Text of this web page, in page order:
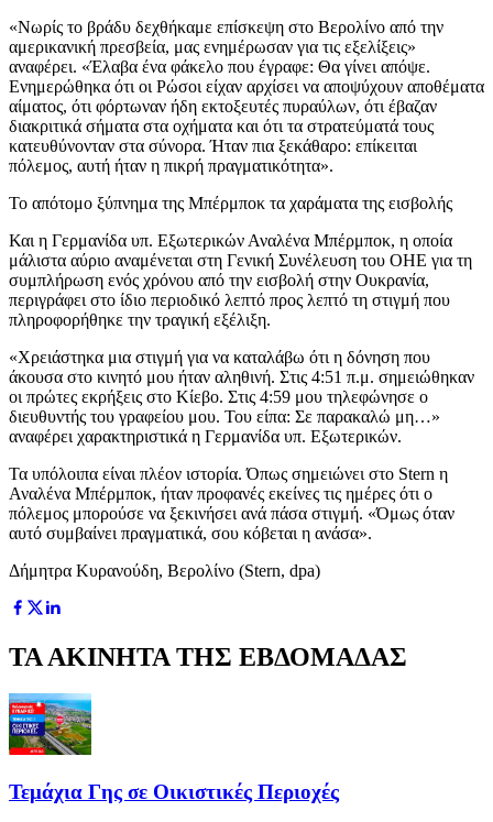
«Νωρίς το βράδυ δεχθήκαμε επίσκεψη στο Βερολίνο από την
αμερικανική πρεσβεία, μας ενημέρωσαν για τις εξελίξεις»
αναφέρει. «Έλαβα ένα φάκελο που έγραφε: Θα γίνει απόψε.
Ενημερώθηκα ότι οι Ρώσοι είχαν αρχίσει να αποψύχουν αποθέματα
αίματος, ότι φόρτωναν ήδη εκτοξευτές πυραύλων, ότι έβαζαν
διακριτικά σήματα στα οχήματα και ότι τα στρατεύματά τους
κατευθύνονταν στα σύνορα. Ήταν πια ξεκάθαρο: επίκειται
πόλεμος, αυτή ήταν η πικρή πραγματικότητα».
Το απότομο ξύπνημα της Μπέρμποκ τα χαράματα της εισβολής
Και η Γερμανίδα υπ. Εξωτερικών Αναλένα Μπέρμποκ, η οποία
μάλιστα αύριο αναμένεται στη Γενική Συνέλευση του ΟΗΕ για τη
συμπλήρωση ενός χρόνου από την εισβολή στην Ουκρανία,
περιγράφει στο ίδιο περιοδικό λεπτό προς λεπτό τη στιγμή που
πληροφορήθηκε την τραγική εξέλιξη.
«Χρειάστηκα μια στιγμή για να καταλάβω ότι η δόνηση που
άκουσα στο κινητό μου ήταν αληθινή. Στις 4:51 π.μ. σημειώθηκαν
οι πρώτες εκρήξεις στο Κίεβο. Στις 4:59 μου τηλεφώνησε ο
διευθυντής του γραφείου μου. Του είπα: Σε παρακαλώ μη…»
αναφέρει χαρακτηριστικά η Γερμανίδα υπ. Εξωτερικών.
Τα υπόλοιπα είναι πλέον ιστορία. Όπως σημειώνει στο Stern η
Αναλένα Μπέρμποκ, ήταν προφανές εκείνες τις ημέρες ότι ο
πόλεμος μπορούσε να ξεκινήσει ανά πάσα στιγμή. «Όμως όταν
αυτό συμβαίνει πραγματικά, σου κόβεται η ανάσα».
Δήμητρα Κυρανούδη, Βερολίνο (Stern, dpa)
ΤΑ ΑΚΙΝΗΤΑ ΤΗΣ ΕΒΔΟΜΑΔΑΣ
Τεμάχια Γης σε Οικιστικές Περιοχές